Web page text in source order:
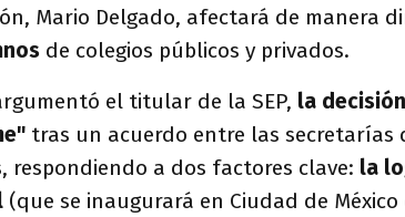
Mario Delgado, afectará de manera
de colegios públicos y privados.
el titular de la SEP, la
tras un acuerdo entre las secretarías
respondiendo a dos factores clave: la
(que se inaugurará en Ciudad de México